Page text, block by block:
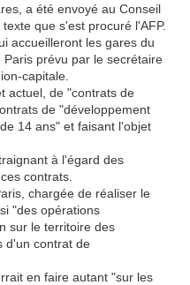
a été envoyé au Conseil
que s'est procuré l'AFP.
accueilleront les gares du
prévu par le secrétaire
capitale.
actuel, de "contrats de
de "développement
14 ans" et faisant l'objet
à l'égard des
contrats.
chargée de réaliser le
"des opérations
sur le territoire des
d'un contrat de
en faire autant "sur les